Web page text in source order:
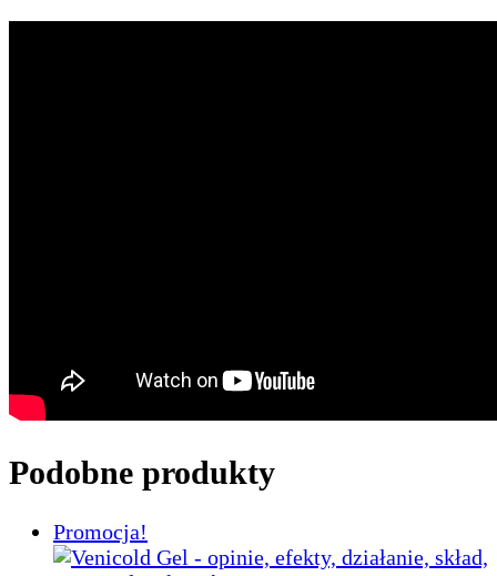
Podobne produkty
Promocja!